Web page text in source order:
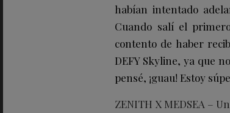
habían intentado
Cuando salí el
contento de haber
DEFY Skyline, ya que
pensé, ¡guau! Estoy
ZENITH X MEDSEA –